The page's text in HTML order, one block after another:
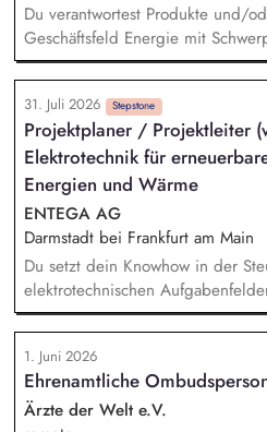
Du verantwortest Produkte und/
Geschäftsfeld Energie mit
neue Marktmodelle und
Marktanforderung bis zur
Du steuerst den wirtschaftlichen
deiner Strom- und Erdgasprodukte
Kennzahlen wie Umsatz,
Kundenakzeptanz und leitest
analysierst Markt-, Kunden- und
beispielsweise rund um Energy
oder neue Vermarktungsmodelle
energiewirtschaftliche
Produktstrategien, Business
31. Juli 2026 Stepstone
Projektplaner / Projektleiter
Elektrotechnik für
Energien und Wärme
ENTEGA AG
Darmstadt bei Frankfurt am Main
Du setzt dein Knowhow in der
elektrotechnischen
und Betrieb (Wind und PEE-
Anbindung ein. Bei der
Projekten im Rahmen der
deine Unterstützung. Die
Anlagenlieferanten angebotenen
1. Juni 2026
Ehrenamtliche
Ärzte der Welt e.V.